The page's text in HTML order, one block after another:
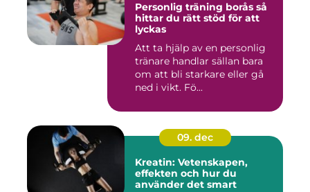
Personlig träning borås så
hittar du rätt stöd för att
lyckas
Att ta hjälp av en personlig
tränare handlar sällan bara
om att bli starkare eller gå
ned i vikt. Fö...
09. dec
Kreatin: Vetenskapen,
effekten och hur du
använder det smart